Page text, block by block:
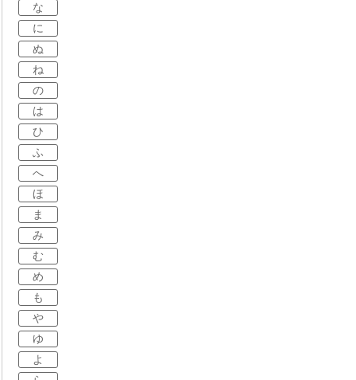
な
に
ぬ
ね
の
は
ひ
ふ
へ
ほ
ま
み
む
め
も
や
ゆ
よ